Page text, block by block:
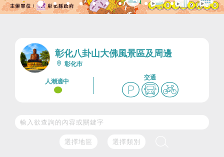
彰化八卦山大佛風景區及周邊
彰化市
人潮適中
交通